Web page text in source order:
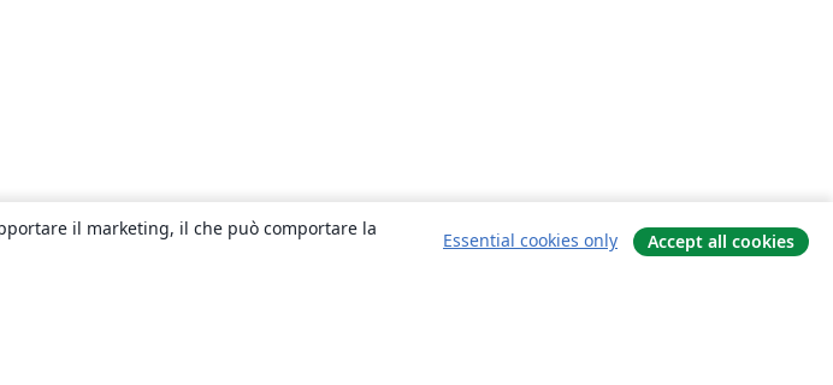
il marketing, il che può comportare la
Essential cookies only Accept all cookies